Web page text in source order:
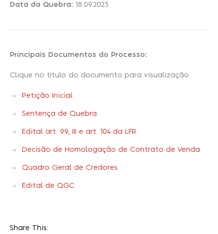
Data da Quebra: 18.09.2023
Principais Documentos do Processo:
Clique no título do documento para visualização
Petição Inicial
Sentença de Quebra
Edital art. 99, III e art. 104 da LFR
Decisão de Homologação de Contrato de Venda
Quadro Geral de Credores
Edital de QGC
Share This: